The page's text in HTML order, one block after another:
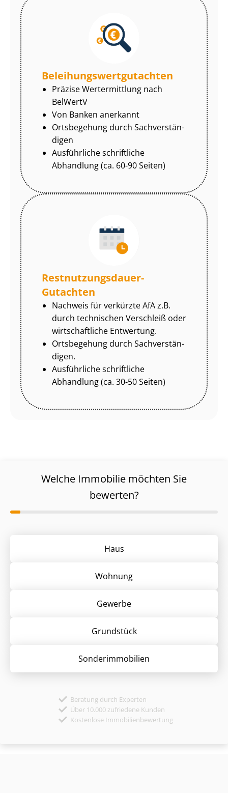
Be­lei­hungs­wert­gut­ach­ten
Präzise Wertermittlung nach
BelWertV
Von Banken anerkannt
Ortsbegehung durch Sach­ver­stän­
di­gen
Ausführliche schriftliche
Abhandlung (ca. 60-90 Seiten)
Rest­nut­zungs­dau­er-
Gutachten
Nachweis für verkürzte AfA z.B.
durch technischen Verschleiß oder
wirtschaftliche Entwertung.
Ortsbegehung durch Sach­ver­stän­
di­gen.
Ausführliche schriftliche
Abhandlung (ca. 30-50 Seiten)
Welche Immobilie möchten Sie
bewerten?
Haus
Wohnung
Gewerbe
Grund­stück
Sonder­immobilien
Beratung durch Experten
Über 10.000 zufriedene Kunden
Kostenlose Immobilienbewertung